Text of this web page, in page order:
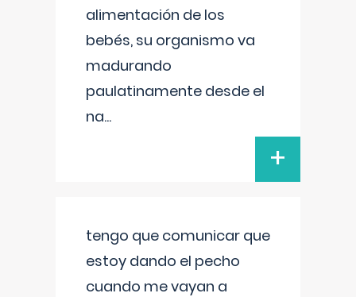
alimentación de los
bebés, su organismo va
madurando
paulatinamente desde el
na...
+
tengo que comunicar que
estoy dando el pecho
cuando me vayan a